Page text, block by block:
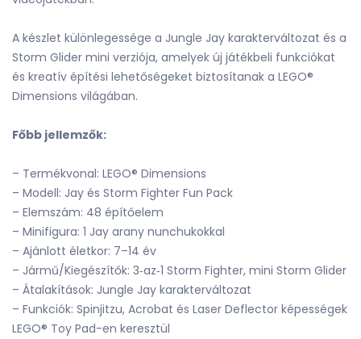
A készlet különlegessége a Jungle Jay karakterváltozat és a
Storm Glider mini verziója, amelyek új játékbeli funkciókat
és kreatív építési lehetőségeket biztosítanak a LEGO®
Dimensions világában.
Főbb jellemzők:
– Termékvonal: LEGO® Dimensions
– Modell: Jay és Storm Fighter Fun Pack
– Elemszám: 48 építőelem
– Minifigura: 1 Jay arany nunchukokkal
– Ajánlott életkor: 7–14 év
– Jármű/Kiegészítők: 3‑az‑1 Storm Fighter, mini Storm Glider
– Átalakítások: Jungle Jay karakterváltozat
– Funkciók: Spinjitzu, Acrobat és Laser Deflector képességek
LEGO® Toy Pad-en keresztül